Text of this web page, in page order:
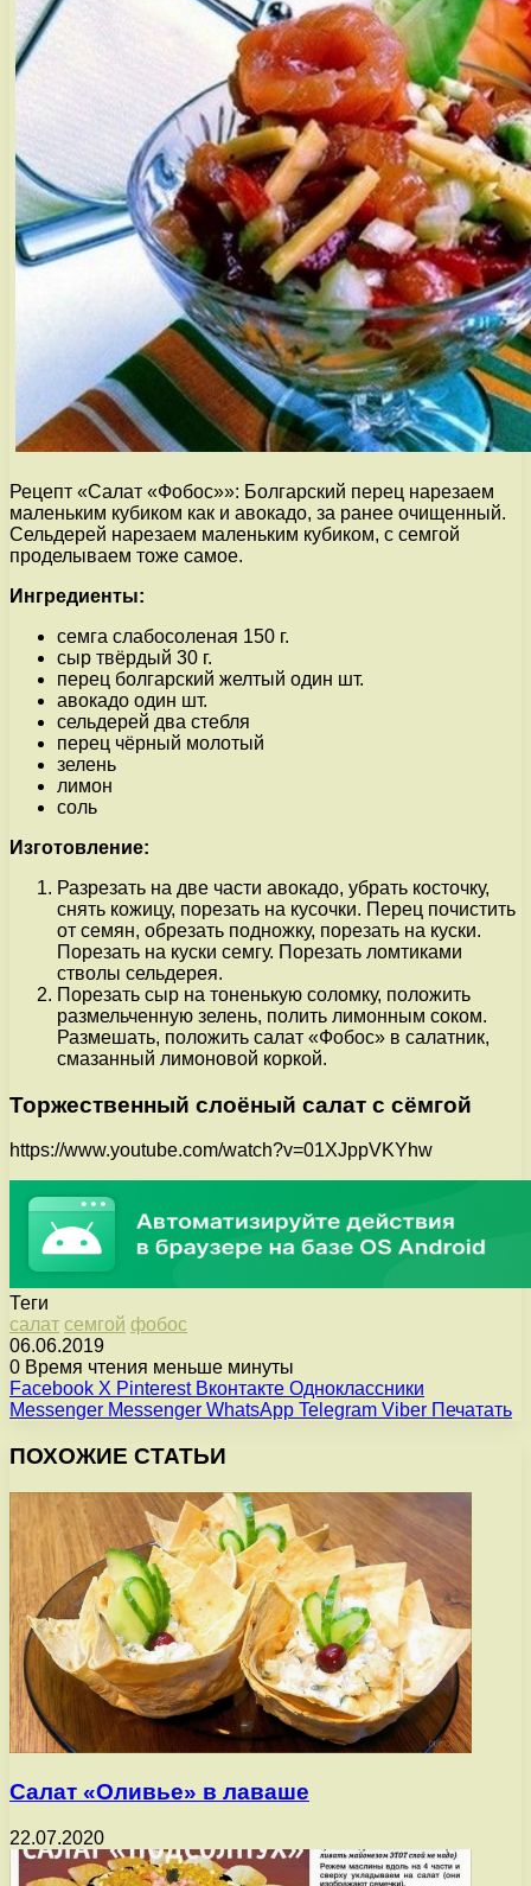
Рецепт «Салат «Фобос»»: Болгарский перец нарезаем
маленьким кубиком как и авокадо, за ранее очищенный.
Сельдерей нарезаем маленьким кубиком, с семгой
проделываем тоже самое.
Ингредиенты:
семга слабосоленая 150 г.
сыр твёрдый 30 г.
перец болгарский желтый один шт.
авокадо один шт.
сельдерей два стебля
перец чёрный молотый
зелень
лимон
соль
Изготовление:
Разрезать на две части авокадо, убрать косточку,
снять кожицу, порезать на кусочки. Перец почистить
от семян, обрезать подножку, порезать на куски.
Порезать на куски семгу. Порезать ломтиками
стволы сельдерея.
Порезать сыр на тоненькую соломку, положить
размельченную зелень, полить лимонным соком.
Размешать, положить салат «Фобос» в салатник,
смазанный лимоновой коркой.
Торжественный слоёный салат с сёмгой
https://www.youtube.com/watch?v=01XJppVKYhw
Теги
салат семгой фобос
06.06.2019
0 Время чтения меньше минуты
Facebook X Pinterest Вконтакте Одноклассники
Messenger Messenger WhatsApp Telegram Viber Печатать
ПОХОЖИЕ СТАТЬИ
Салат «Оливье» в лаваше
22.07.2020